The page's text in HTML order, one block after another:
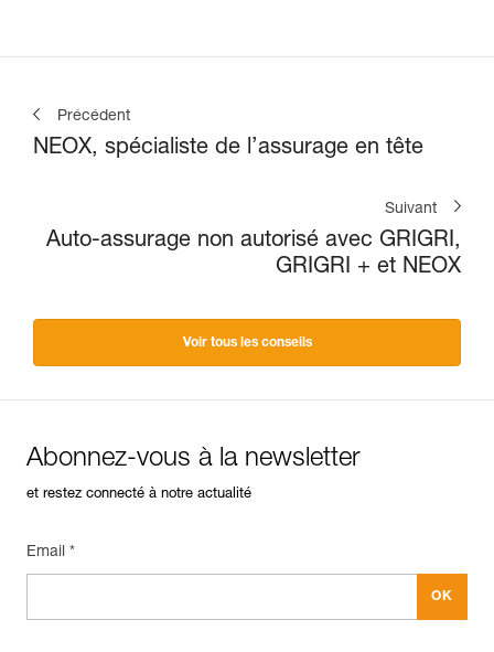
Précédent
NEOX, spécialiste de l’assurage en tête
Suivant
Auto-assurage non autorisé avec GRIGRI,
GRIGRI + et NEOX
Voir tous les conseils
Abonnez-vous à la newsletter
et restez connecté à notre actualité
Email *